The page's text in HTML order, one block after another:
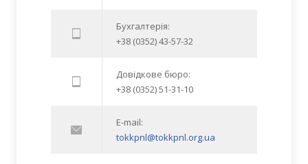
Бухгалтерія:
+38 (0352) 43-57-32
Довідкове бюро:
+38 (0352) 51-31-10
E-mail:
tokkpnl@tokkpnl.org.ua